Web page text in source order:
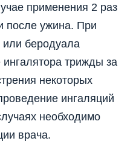
применения 2 раз
после ужина. При
или беродуала
трижды за
некоторых
ингаляций
необходимо
врача.